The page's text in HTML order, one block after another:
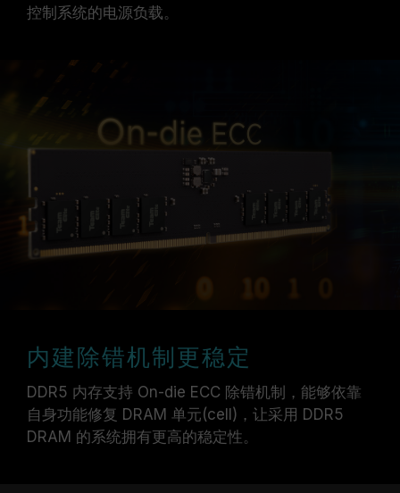
控制系统的电源负载。
内建除错机制更稳定
DDR5 内存支持 On-die ECC 除错机制，能够依靠
自身功能修复 DRAM 单元(cell)，让采用 DDR5
DRAM 的系统拥有更高的稳定性。